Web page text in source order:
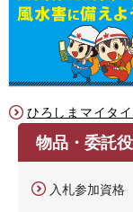
ひろしまマイタ
物品・委託
入札参加資格